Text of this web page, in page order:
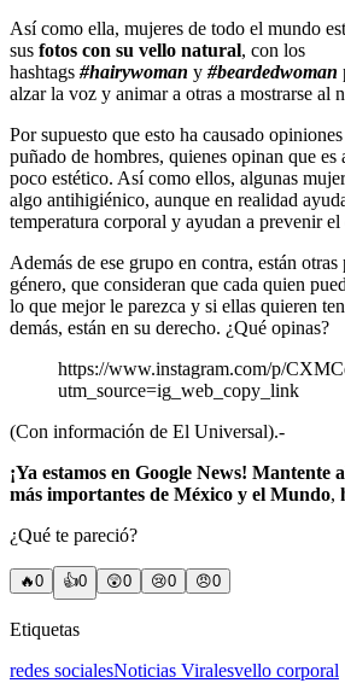
Así como ella, mujeres de todo el mundo
sus fotos con su vello natural, con los
hashtags #hairywoman y #beardedwoman
alzar la voz y animar a otras a mostrarse al
Por supuesto que esto ha causado
puñado de hombres, quienes opinan que es
poco estético. Así como ellos, algunas
algo antihigiénico, aunque en realidad
temperatura corporal y ayudan a prevenir
Además de ese grupo en contra, están
género, que consideran que cada quien
lo que mejor le parezca y si ellas quieren
demás, están en su derecho. ¿Qué opinas?
https://www.instagram.com/p/
utm_source=ig_web_copy_link
(Con información de El Universal).-
¡Ya estamos en Google News! Mantente
más importantes de México y el Mundo,
¿Qué te pareció?
🔥0 👍0 😲0 😢0 😠0
Etiquetas
redes socialesNoticias Viralesvello corporal